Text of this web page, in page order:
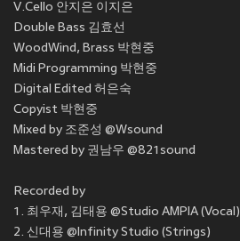
V.Cello 안지은 이지은
Double Bass 김효선
WoodWind, Brass 박현중
Midi Programming 박현중
Digital Edited 허은숙
Copyist 박현중
Mixed by 조준성 @Wsound
Mastered by 권남우 @821sound
Recorded by
1. 최우재, 김태용 @Studio AMPIA (Vocal)
2. 신대용 @Infinity Studio (Strings)